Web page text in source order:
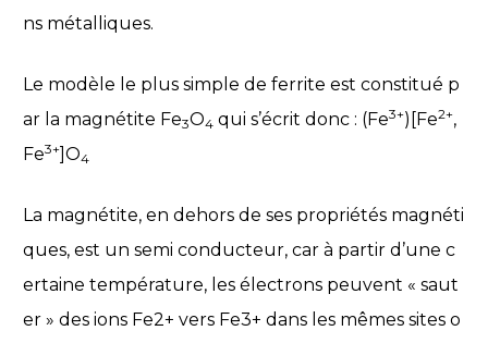
ns métalliques.
Le modèle le plus simple de ferrite est constitué p
ar la magnétite Fe3O4 qui s’écrit donc : (Fe3+)[Fe2+,
Fe3+]O4
La magnétite, en dehors de ses propriétés magnéti
ques, est un semi conducteur, car à partir d’une c
ertaine température, les électrons peuvent « saut
er » des ions Fe2+ vers Fe3+ dans les mêmes sites o